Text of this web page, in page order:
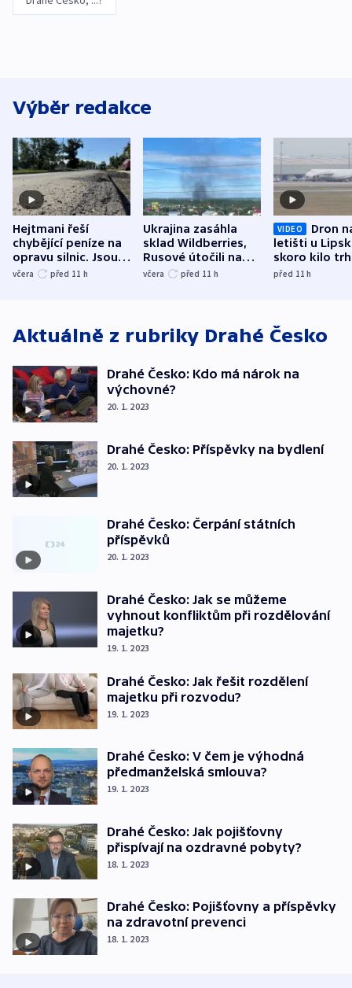
Výběr redakce
Hejtmani řeší
chybějící peníze na
opravu silnic. Jsou
nenárokové, namítá
včera před 11 h
Ukrajina zasáhla
sklad Wildberries,
Rusové útočili na
trh, hasiče či
včera před 11 h
VIDEO
Dron
letišti u
skoro kilo
indicie
před 11h
Aktuálně z rubriky Drahé Česko
Drahé Česko: Kdo má nárok na
výchovné?
20. 1. 2023
Drahé Česko: Příspěvky na bydlení
20. 1. 2023
Drahé Česko: Čerpání státních
příspěvků
20. 1. 2023
Drahé Česko: Jak se můžeme
vyhnout konfliktům při rozdělování
majetku?
19. 1. 2023
Drahé Česko: Jak řešit rozdělení
majetku při rozvodu?
19. 1. 2023
Drahé Česko: V čem je výhodná
předmanželská smlouva?
19. 1. 2023
Drahé Česko: Jak pojišťovny
přispívají na ozdravné pobyty?
18. 1. 2023
Drahé Česko: Pojišťovny a příspěvky
na zdravotní prevenci
18. 1. 2023